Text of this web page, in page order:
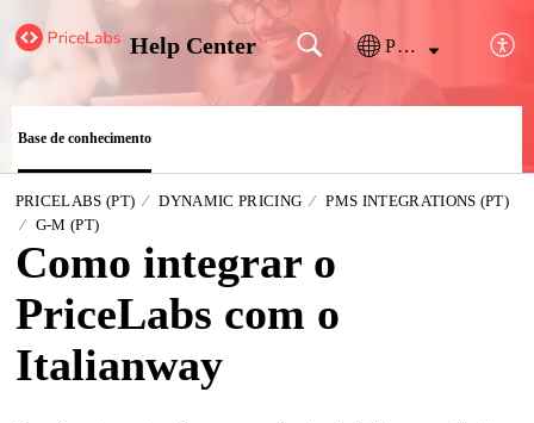
Help Center Português
Base de conhecimento
PRICELABS (PT) DYNAMIC PRICING
PMS INTEGRATIONS (PT)
G-M (PT)
Como integrar o
PriceLabs com o
Italianway